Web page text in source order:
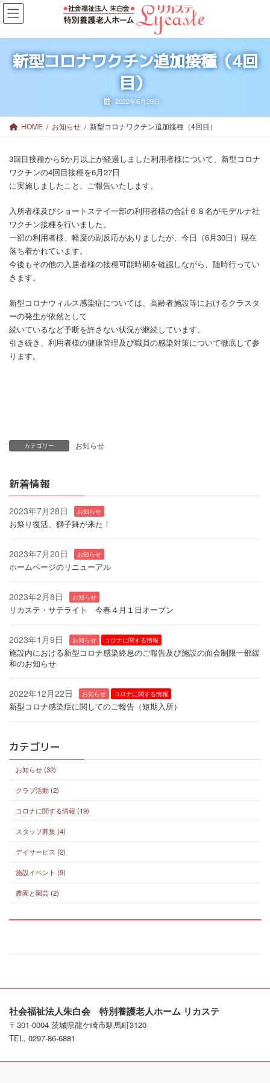
コ
ン
プ
ナ
ー
動
新型コロナワクチン追加接種（4回
目）
2022年6月29日
HOME お知らせ 新型コロナワクチン追加接種（4回目）
3回目接種から5か月以上が経過しました利用者様について、新型コロナ
ワクチンの4回目接種を6月27日
に実施しましたこと、ご報告いたします。
入所者様及びショートステイ一部の利用者様の合計６８名がモデルナ社
ワクチン接種を行いました。
一部の利用者様、軽度の副反応がありましたが、今日（6月30日）現在
落ち着かれています。
今後もその他の入居者様の接種可能時期を確認しながら、随時行ってい
きます。
新型コロナウィルス感染症については、高齢者施設等におけるクラスタ
ーの発生が依然として
続いているなど予断を許さない状況が継続しています。
引き続き、利用者様の健康管理及び職員の感染対策について徹底して参
ります。
カテゴリー お知らせ
新着情報
2023年7月28日 お知らせ
お祭り復活、獅子舞が来た！
2023年7月20日 お知らせ
ホームページのリニューアル
2023年2月8日 お知らせ
リカステ・サテライト 今春４月１日オープン
2023年1月9日 お知らせ コロナに関する情報
施設内における新型コロナ感染終息のご報告及び施設の面会制限一部緩
和のお知らせ
2022年12月22日 お知らせ コロナに関する情報
新型コロナ感染症に関してのご報告（短期入所）
カテゴリー
お知らせ (32)
クラブ活動 (2)
コロナに関する情報 (19)
スタッフ募集 (4)
デイサービス (2)
施設イベント (9)
農園と園芸 (2)
社会福祉法人朱白会 特別養護老人ホーム リカステ
〒301-0004 茨城県龍ケ崎市馴馬町3120
TEL. 0297-86-6881